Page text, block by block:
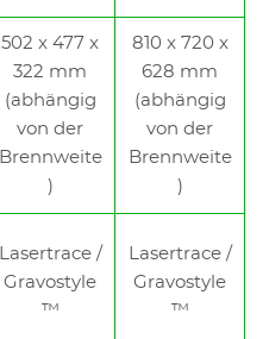
502 x 477 x
322 mm
(abhängig
von der
Brennweite
)
810 x 720 x
628 mm
(abhängig
von der
Brennweite
)
Lasertrace /
Gravostyle
™
Lasertrace /
Gravostyle
™